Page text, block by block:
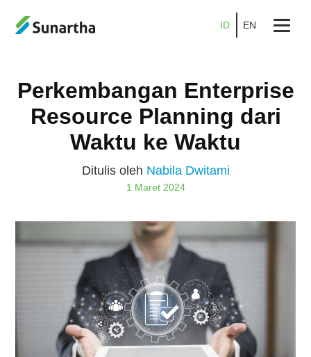
Tentang
Produk
Kemitraan
ID EN
Perkembangan Enterprise
Resource Planning dari
Waktu ke Waktu
Ditulis oleh Nabila Dwitami
1 Maret 2024